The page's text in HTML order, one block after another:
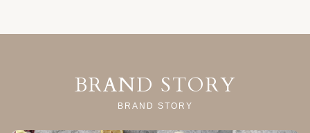
BRAND STORY
BRAND STORY